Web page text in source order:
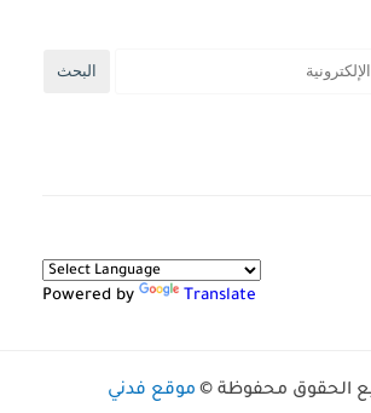
Powered by Translate
الحقوق محفوظة © موقع فدني